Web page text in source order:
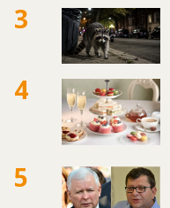
3
4
5